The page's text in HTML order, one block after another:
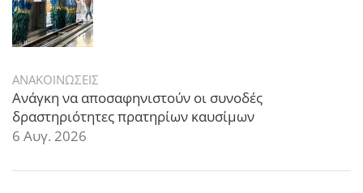
ΑΝΑΚΟΙΝΩΣΕΙΣ
Ανάγκη να αποσαφηνιστούν οι συνοδές
δραστηριότητες πρατηρίων καυσίμων
6 Αυγ. 2026